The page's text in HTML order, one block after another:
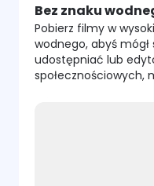
Bez znaku
Pobierz filmy w
wodnego, abyś
udostępniać lub
społecznościowych,